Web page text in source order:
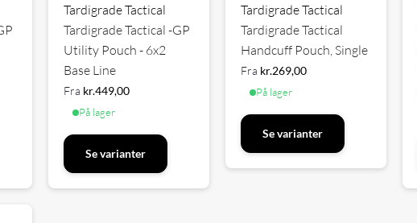
Tardigrade Tactical
Tardigrade Tactical -GP
Utility Pouch - 6x2
Base Line
Fra kr.449,00
På lager
Se varianter
Tardigrade Tactical
Tardigrade Tactical
Handcuff Pouch, Single
Fra kr.269,00
På lager
Se varianter